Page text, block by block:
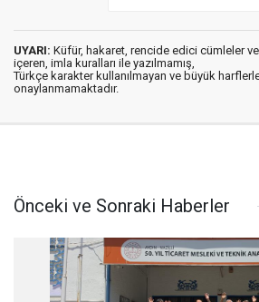
UYARI: Küfür, hakaret, rencide edici cümleler
içeren, imla kuralları ile yazılmamış,
Türkçe karakter kullanılmayan ve büyük
onaylanmamaktadır.
Önceki ve Sonraki Haberler